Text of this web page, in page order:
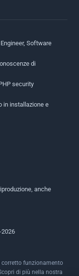
Software
di
security
in installazione e
anche
2026
corretto funzionamento
di più nella nostra